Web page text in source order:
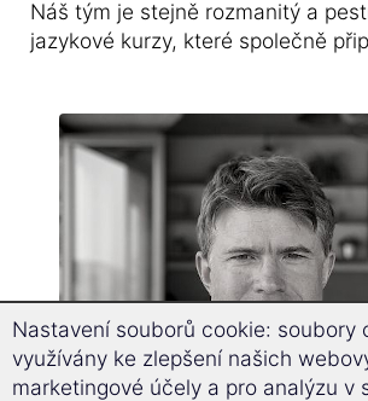
Náš tým je stejně rozmanitý a
jazykové kurzy, které společně
Nastavení souborů cookie: soubory
využívány ke zlepšení našich
marketingové účely a pro analýzu v